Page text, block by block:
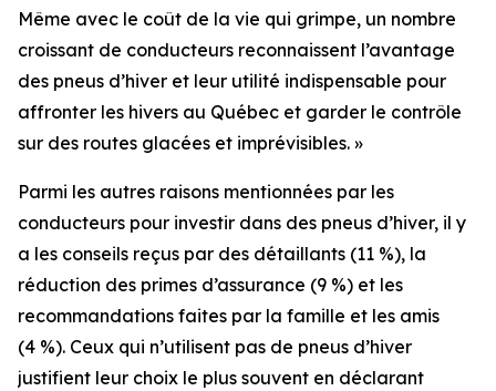
Même avec le coût de la vie qui grimpe, un nombre
croissant de conducteurs reconnaissent l’avantage
des pneus d’hiver et leur utilité indispensable pour
affronter les hivers au Québec et garder le contrôle
sur des routes glacées et imprévisibles. »
Parmi les autres raisons mentionnées par les
conducteurs pour investir dans des pneus d’hiver, il y
a les conseils reçus par des détaillants (11 %), la
réduction des primes d’assurance (9 %) et les
recommandations faites par la famille et les amis
(4 %). Ceux qui n’utilisent pas de pneus d’hiver
justifient leur choix le plus souvent en déclarant